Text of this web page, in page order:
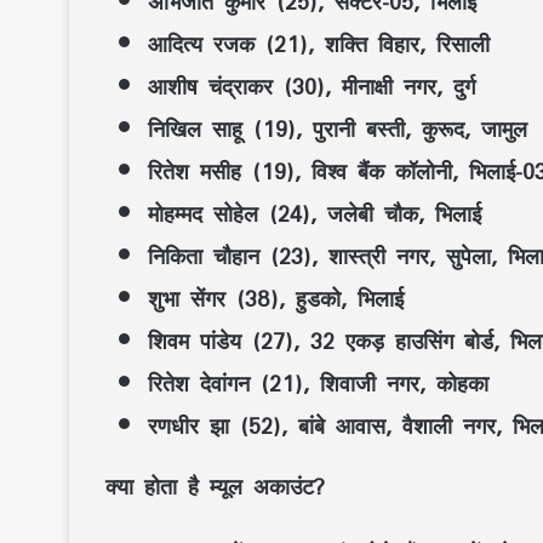
आदित्य रजक (21), शक्ति विहार, रिसाली
आशीष चंद्राकर (30), मीनाक्षी नगर, दुर्ग
निखिल साहू (19), पुरानी बस्ती, कुरूद, जामुल
रितेश मसीह (19), विश्व बैंक कॉलोनी, भिलाई-
मोहम्मद सोहेल (24), जलेबी चौक, भिलाई
निकिता चौहान (23), शास्त्री नगर, सुपेला,
शुभा सेंगर (38), हुडको, भिलाई
शिवम पांडेय (27), 32 एकड़ हाउसिंग बोर्ड,
रितेश देवांगन (21), शिवाजी नगर, कोहका
रणधीर झा (52), बांबे आवास, वैशाली नगर,
क्या होता है म्यूल अकाउंट?